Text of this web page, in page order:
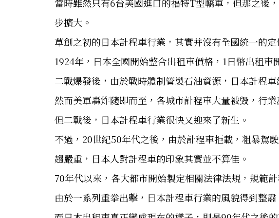
步擴大。
草創之初的日本計程車行業，其實并沒有全國統一的
1924年，日本全國開始整合出租車價格，1日幣出租車
二戰爆發後，由於戰時體制管製石油資源，日本計程
然而美軍轟炸隨即而至，各城市計程車大量被毀，行業
但二戰後，日本計程車行業很快又迎來了新生。
不過，20世紀50年代之後，由於計程車拒載，粗暴駕
趨嚴重，日本人對計程車的印象其實並不算佳。
70年代以來，各大都市開始製定相關法律法規，規範計
由於一系列重拳出擊，日本計程車行業的風貌得到整